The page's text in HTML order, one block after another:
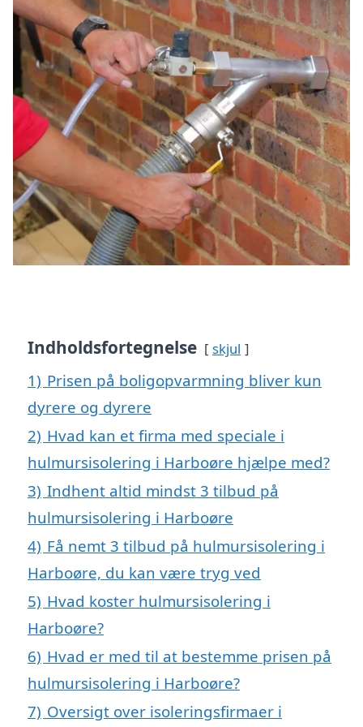
Indholdsfortegnelse skjul
1) Prisen på boligopvarmning bliver kun
dyrere og dyrere
2) Hvad kan et firma med speciale i
hulmursisolering i Harboøre hjælpe med?
3) Indhent altid mindst 3 tilbud på
hulmursisolering i Harboøre
4) Få nemt 3 tilbud på hulmursisolering i
Harboøre, du kan være tryg ved
5) Hvad koster hulmursisolering i
Harboøre?
6) Hvad er med til at bestemme prisen på
hulmursisolering i Harboøre?
7) Oversigt over isoleringsfirmaer i